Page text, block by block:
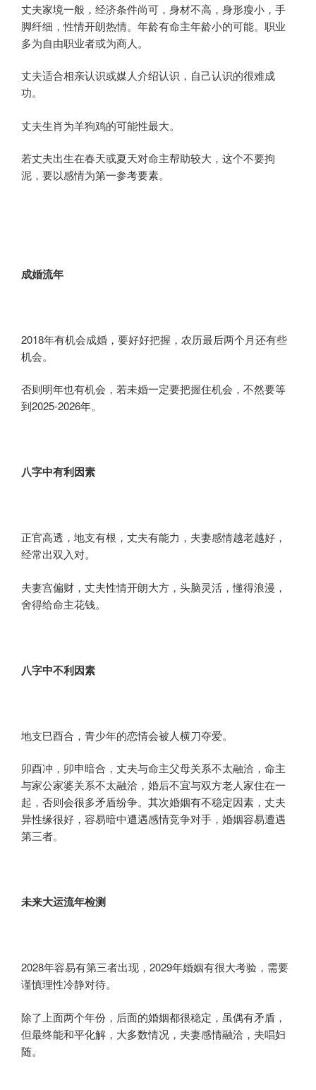
丈夫家境一般，经济条件尚可，身材不高，身形瘦小，手
脚纤细，性情开朗热情。年龄有命主年龄小的可能。职业
多为自由职业者或为商人。
丈夫适合相亲认识或媒人介绍认识，自己认识的很难成
功。
丈夫生肖为羊狗鸡的可能性最大。
若丈夫出生在春天或夏天对命主帮助较大，这个不要拘
泥，要以感情为第一参考要素。
成婚流年
2018年有机会成婚，要好好把握，农历最后两个月还有些
机会。
否则明年也有机会，若未婚一定要把握住机会，不然要等
到2025-2026年。
八字中有利因素
正官高透，地支有根，丈夫有能力，夫妻感情越老越好，
经常出双入对。
夫妻宫偏财，丈夫性情开朗大方，头脑灵活，懂得浪漫，
舍得给命主花钱。
八字中不利因素
地支巳酉合，青少年的恋情会被人横刀夺爱。
卯酉冲，卯申暗合，丈夫与命主父母关系不太融洽，命主
与家公家婆关系不太融洽，婚后不宜与双方老人家住在一
起，否则会很多矛盾纷争。其次婚姻有不稳定因素，丈夫
异性缘很好，容易暗中遭遇感情竞争对手，婚姻容易遭遇
第三者。
未来大运流年检测
2028年容易有第三者出现，2029年婚姻有很大考验，需要
谨慎理性冷静对待。
除了上面两个年份，后面的婚姻都很稳定，虽偶有矛盾，
但最终能和平化解，大多数情况，夫妻感情融洽，夫唱妇
随。